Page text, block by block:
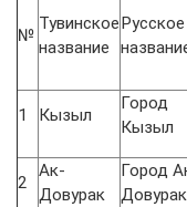
№
Тувинское
название
Русское
1 Кызыл
Город
Кызыл
2
Ак-
Довурак
Город
Довурак